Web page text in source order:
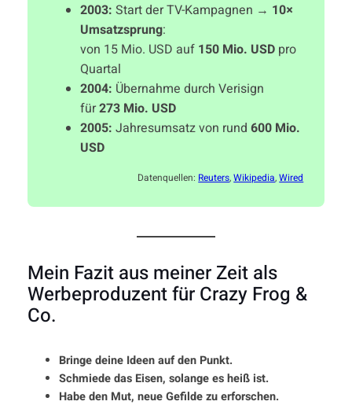
2003: Start der TV-Kampagnen → 10×
Umsatzsprung:
von 15 Mio. USD auf 150 Mio. USDpro
Quartal
2004: Übernahme durch Verisign
für273 Mio. USD
2005: Jahresumsatz von rund 600 Mio.
USD
Datenquellen: Reuters,Wikipedia,Wired
Mein Fazit aus meiner Zeit als
Werbeproduzent für Crazy Frog &
Co.
Bringe deine Ideen auf den Punkt.
Schmiede das Eisen, solange es heiß ist.
Habe den Mut, neue Gefilde zu erforschen.